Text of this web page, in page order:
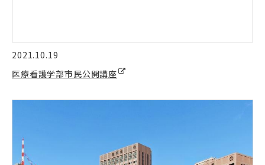
2021.10.19
医療看護学部市民公開講座